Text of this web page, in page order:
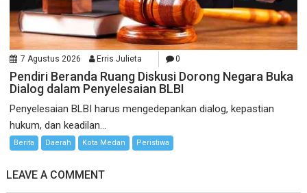
7 Agustus 2026 Erris Julieta 0
Pendiri Beranda Ruang Diskusi Dorong Negara Buka
Dialog dalam Penyelesaian BLBI
Penyelesaian BLBI harus mengedepankan dialog, kepastian
hukum, dan keadilan...
Berita Daerah Kota Medan Peristiwa
LEAVE A COMMENT